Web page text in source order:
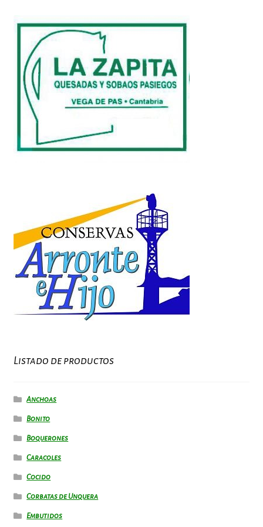
Listado de productos
Anchoas
Bonito
Boquerones
Caracoles
Cocido
Corbatas de Unquera
Embutidos